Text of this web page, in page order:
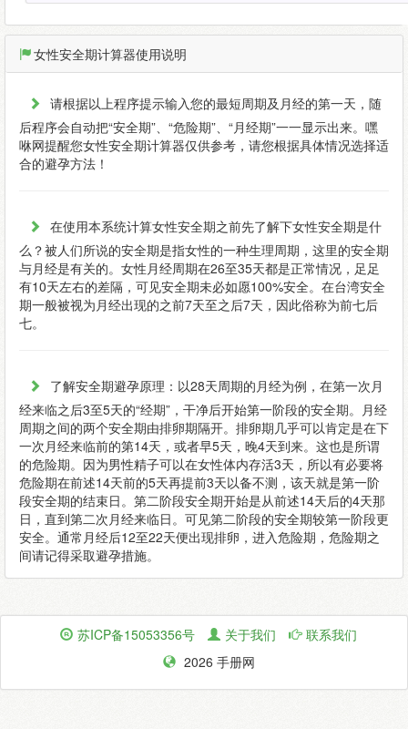
女性安全期计算器使用说明
请根据以上程序提示输入您的最短周期及月经的第一天，随
后程序会自动把“安全期”、“危险期”、“月经期”一一显示出来。嘿
咻网提醒您女性安全期计算器仅供参考，请您根据具体情况选择适
合的避孕方法！
在使用本系统计算女性安全期之前先了解下女性安全期是什
么？被人们所说的安全期是指女性的一种生理周期，这里的安全期
与月经是有关的。女性月经周期在26至35天都是正常情况，足足
有10天左右的差隔，可见安全期未必如愿100%安全。在台湾安全
期一般被视为月经出现的之前7天至之后7天，因此俗称为前七后
七。
了解安全期避孕原理：以28天周期的月经为例，在第一次月
经来临之后3至5天的“经期”，干净后开始第一阶段的安全期。月经
周期之间的两个安全期由排卵期隔开。排卵期几乎可以肯定是在下
一次月经来临前的第14天，或者早5天，晚4天到来。这也是所谓
的危险期。因为男性精子可以在女性体内存活3天，所以有必要将
危险期在前述14天前的5天再提前3天以备不测，该天就是第一阶
段安全期的结束日。第二阶段安全期开始是从前述14天后的4天那
日，直到第二次月经来临日。可见第二阶段的安全期较第一阶段更
安全。通常月经后12至22天便出现排卵，进入危险期，危险期之
间请记得采取避孕措施。
苏ICP备15053356号 关于我们
联系我们
2026 手册网